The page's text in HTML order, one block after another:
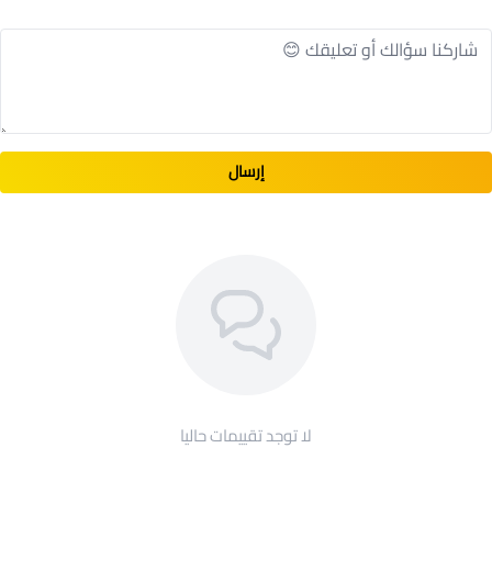
إرسال
لا توجد تقييمات حاليا